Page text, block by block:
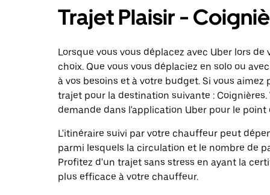
Trajet Plaisir -
Lorsque vous vous déplacez avec Uber lors
choix. Que vous vous déplaciez en solo ou
à vos besoins et à votre budget. Si vous
trajet pour la destination suivante :
demande dans l'application Uber pour le point
L'itinéraire suivi par votre chauffeur peut
parmi lesquels la circulation et le nombre de
Profitez d'un trajet sans stress en ayant la
plus efficace à votre chauffeur.